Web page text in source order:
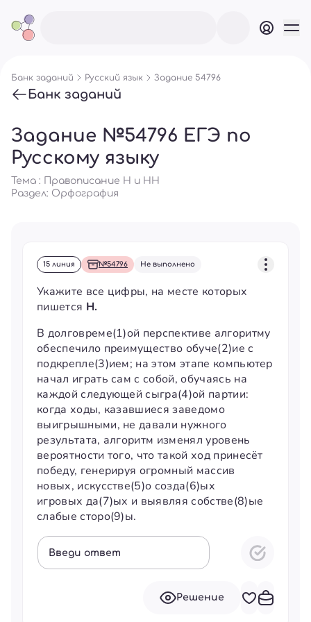
Банк заданий Русский язык Задание 54796
Банк заданий
Задание №54796 ЕГЭ по
Русскому языку
Тема : Правописание Н и НН
Раздел: Орфография
15 линия №54796 Не выполнено
Укажите все цифры, на месте которых
пишется Н.
В долговреме(1)ой перспективе алгоритму
обеспечило преимущество обуче(2)ие с
подкрепле(3)ием; на этом этапе компьютер
начал играть сам с собой, обучаясь на
каждой следующей сыгра(4)ой партии:
когда ходы, казавшиеся заведомо
выигрышными, не давали нужного
результата, алгоритм изменял уровень
вероятности того, что такой ход принесёт
победу, генерируя огромный массив
новых, искусстве(5)о созда(6)ых
игровых да(7)ых и выявляя собстве(8)ые
слабые сторо(9)ы.
Введи ответ
Решение